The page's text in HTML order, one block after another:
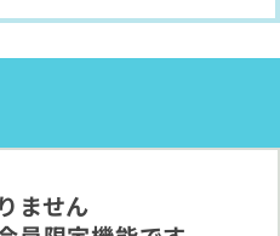
ません